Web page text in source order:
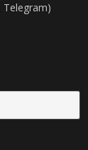
Telegram)